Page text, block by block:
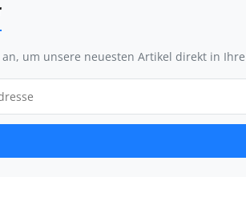
an, um unsere neuesten Artikel direkt in